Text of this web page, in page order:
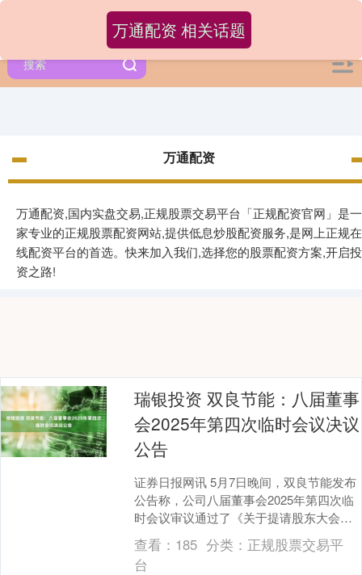
万通配资
万通配资,国内实盘交易,正规股票交易平台「正规配资官网」是一
家专业的正规股票配资网站,提供低息炒股配资服务,是网上正规在
线配资平台的首选。快来加入我们,选择您的股票配资方案,开启投
资之路!
万通配资 相关话题
瑞银投资 双良节能：八届董事
会2025年第四次临时会议决议
公告
证券日报网讯 5月7日晚间，双良节能发布
公告称，公司八届董事会2025年第四次临
时会议审议通过了《关于提请股东大会授
权董事会办理以简易程序向特定对象发行
股票相关....
查看： 185 分类： 正规股票交易平
台